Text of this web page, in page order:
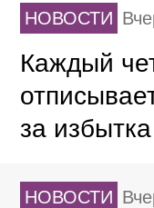
НОВОСТИ
Каждый
за
НОВОСТИ